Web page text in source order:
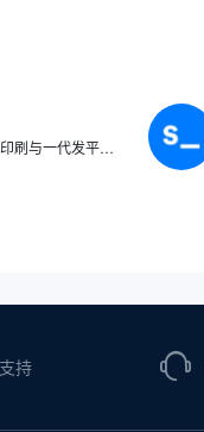
SPOD是按需印刷与一代发平台，支持商家创建、销售和分销定制印刷产品，允许用户将自己的设计印在各种产品上，如T恤、帽子、杯子等，待顾客下单后由SPOD负责生产和发货。SPOD整合了设计工具、生产流程和物流配送，支持用户将创意快速转化为商品，并通过自有电商渠道或第三方平台直接销售。
持